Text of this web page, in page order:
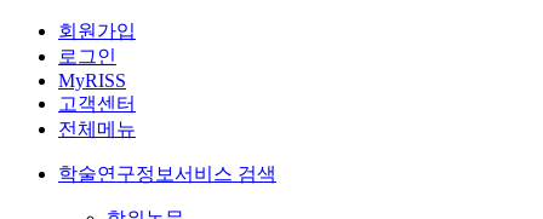
회원가입
로그인
MyRISS
고객센터
전체메뉴
학술연구정보서비스 검색